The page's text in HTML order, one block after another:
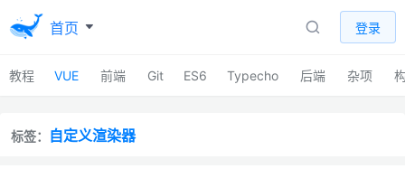
首页 登录
教程 VUE 前端 Git ES6 Typecho 后端 杂项
标签： 自定义渲染器